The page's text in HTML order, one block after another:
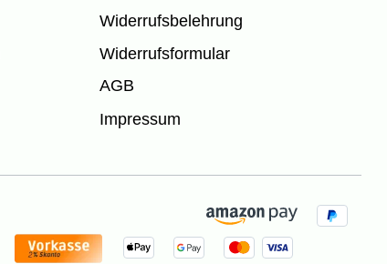
Widerrufsbelehrung
Widerrufsformular
AGB
Impressum